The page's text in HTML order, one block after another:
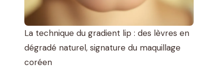
La technique du gradient lip : des lèvres en
dégradé naturel, signature du maquillage
coréen